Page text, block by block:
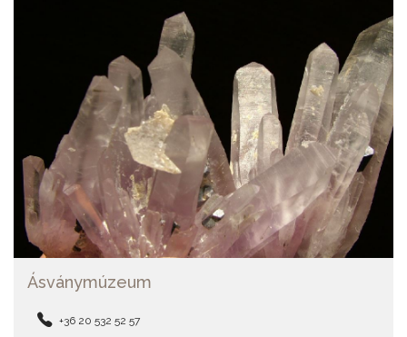
Ásványmúzeum
+36 20 532 52 57